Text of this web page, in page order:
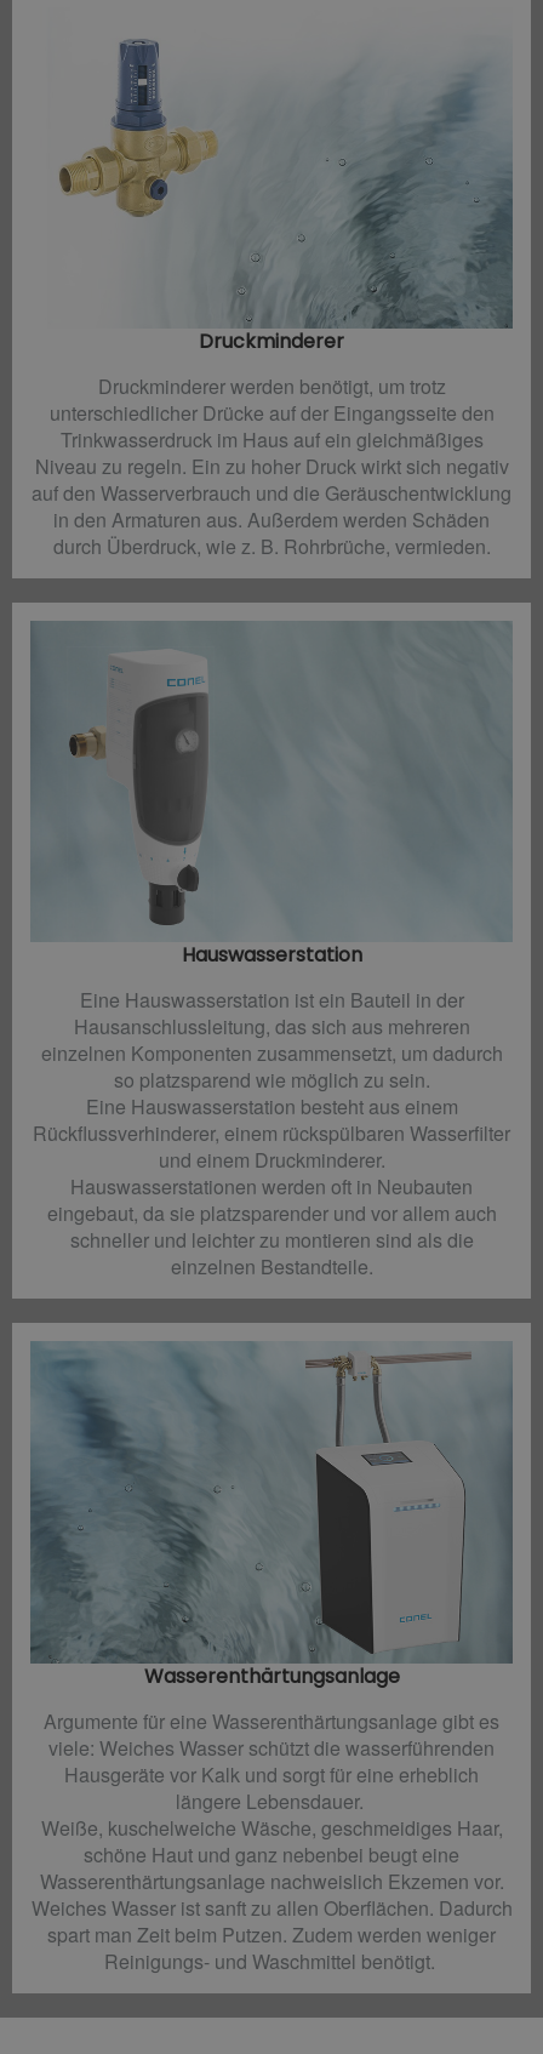
Druckminderer​
Druckminderer werden benötigt, um trotz
unterschiedlicher Drücke auf der Eingangsseite den
Trinkwasserdruck im Haus auf ein gleichmäßiges
Niveau zu regeln. Ein zu hoher Druck wirkt sich negativ
auf den Wasserverbrauch und die Geräuschentwicklung
in den Armaturen aus. Außerdem werden Schäden
durch Überdruck, wie z. B. Rohrbrüche, vermieden.
Hauswasserstation
Eine Hauswasserstation ist ein Bauteil in der
Hausanschlussleitung, das sich aus mehreren
einzelnen Komponenten zusammensetzt, um dadurch
so platzsparend wie möglich zu sein.
Eine Hauswasserstation besteht aus einem
Rückflussverhinderer, einem rückspülbaren Wasserfilter
und einem Druckminderer.
Hauswasserstationen werden oft in Neubauten
eingebaut, da sie platzsparender und vor allem auch
schneller und leichter zu montieren sind als die
einzelnen Bestandteile.
Wasserenthärtungsanlage
Argumente für eine Wasserenthärtungsanlage gibt es
viele: Weiches Wasser schützt die wasserführenden
Hausgeräte vor Kalk und sorgt für eine erheblich
längere Lebensdauer.
Weiße, kuschelweiche Wäsche, geschmeidiges Haar,
schöne Haut und ganz nebenbei beugt eine
Wasserenthärtungsanlage nachweislich Ekzemen vor.
Weiches Wasser ist sanft zu allen Oberflächen. Dadurch
spart man Zeit beim Putzen. Zudem werden weniger
Reinigungs- und Waschmittel benötigt.